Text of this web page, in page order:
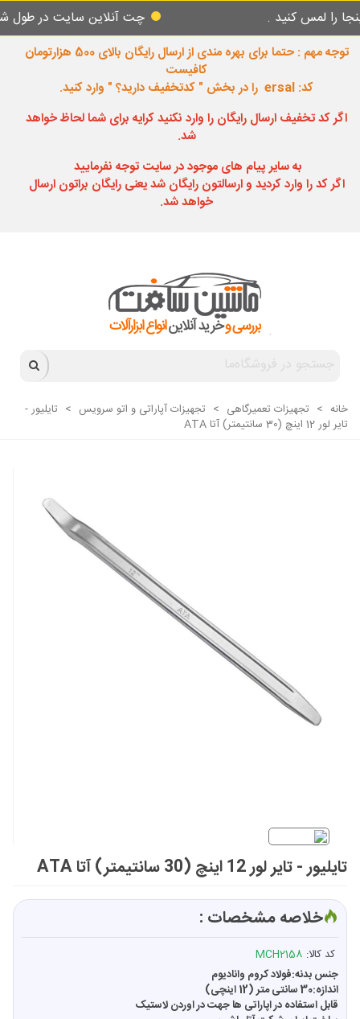
کنید . چت آنلاین سایت در طول شبانه
توجه مهم : حتما برای بهره مندی از ارسال رایگان بالای 500 هزارتومان
کافیست
کد: ersal را در بخش " کدتخفیف دارید؟ " وارد کنید.
اگر کد تخفیف ارسال رایگان را وارد نکنید کرایه برای شما لحاظ خواهد
شد.
به سایر پیام های موجود در سایت توجه نفرمایید
اگر کد را وارد کردید و ارسالتون رایگان شد یعنی رایگان براتون ارسال
خواهد شد.
خانه > تجهیزات تعمیرگاهی > تجهیزات آپاراتی و اتو سرویس > تایلیور -
تایر لور 12 اینچ (30 سانتیمتر) آتا ATA
تایلیور - تایر لور 12 اینچ (30 سانتیمتر) آتا ATA
خلاصه مشخصات :
کد کالا: MCH2158
جنس بدنه:فولاد کروم وانادیوم
اندازه:30 سانتی متر (12 اینچی)
قابل استفاده در اپاراتی هاجهت در اوردن لاستیک